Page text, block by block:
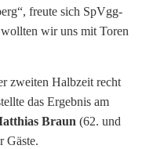
freute sich SpVgg-
wir uns mit Toren
zweiten Halbzeit recht
das Ergebnis am
Braun (62. und
Gäste.